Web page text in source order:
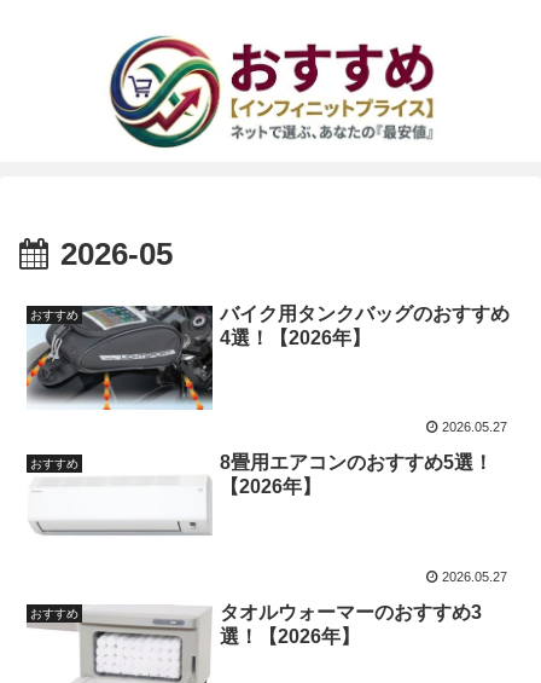
2026-05
おすすめ
バイク用タンクバッグのおすすめ
4選！【2026年】
2026.05.27
おすすめ
8畳用エアコンのおすすめ5選！
【2026年】
2026.05.27
おすすめ
タオルウォーマーのおすすめ3
選！【2026年】